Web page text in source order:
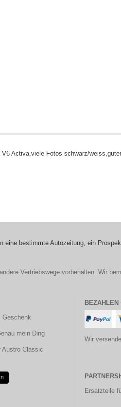
Activa,viele Fotos schwarz/
eine bestimmte Autozeitung, ein
Vertriebswege vorbehalten. Wir
Geschenk
mein Ding
Austro Classic
BEZAHLEN
Wir
Ersatzteile